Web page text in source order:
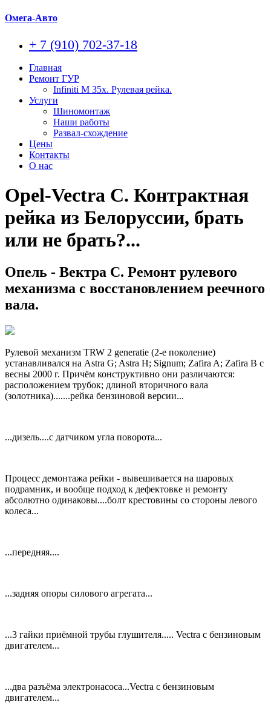
Омега-Авто
+ 7 (910) 702-37-18
Главная
Ремонт ГУР
Infiniti M 35x. Рулевая рейка.
Услуги
Шиномонтаж
Наши работы
Развал-схождение
Цены
Контакты
О нас
Opel-Vectra C. Контрактная
рейка из Белоруссии, брать
или не брать?...
Опель - Вектра С. Ремонт рулевого
механизма с восстановлением реечного
вала.
Рулевой механизм TRW 2 generatie (2-е поколение)
устанавливался на Astra G; Astra H; Signum; Zafira A; Zafira B с
весны 2000 г. Причём конструктивно они различаются:
расположением трубок; длиной вторичного вала
(золотника).......рейка бензиновой версии...
...дизель....с датчиком угла поворота...
Процесс демонтажа рейки - вывешивается на шаровых
подрамник, и вообще подход к дефектовке и ремонту
абсолютно одинаковы....болт крестовины со стороны левого
колеса...
...передняя....
...задняя опоры силового агрегата...
...3 гайки приёмной трубы глушителя..... Vectra с бензиновым
двигателем...
...два разъёма электронасоса...Vectra с бензиновым
двигателем...